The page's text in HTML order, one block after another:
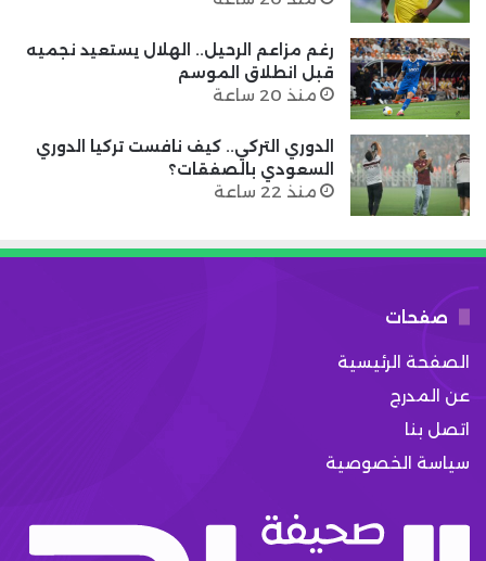
رغم مزاعم الرحيل.. الهلال يستعيد نجميه
قبل انطلاق الموسم
منذ 20 ساعة
الدوري التركي.. كيف نافست تركيا الدوري
السعودي بالصفقات؟
منذ 22 ساعة
صفحات
الصفحة الرئيسية
عن المدرج
اتصل بنا
سياسة الخصوصية